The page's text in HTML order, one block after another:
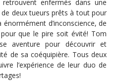
enfermés dans une
deux tueurs prêts à tout pour
d’inconscience‚ de
que le pire soit évité! Tom
aventure pour découvrir et
de sa coéquipière. Tous deux
l’expérience de leur duo de